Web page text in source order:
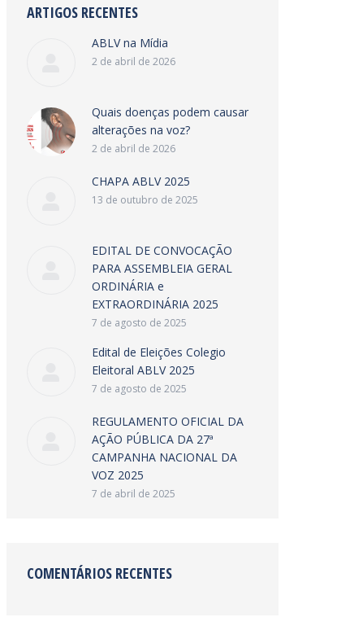
ARTIGOS RECENTES
ABLV na Mídia
2 de abril de 2026
Quais doenças podem causar
alterações na voz?
2 de abril de 2026
CHAPA ABLV 2025
13 de outubro de 2025
EDITAL DE CONVOCAÇÃO
PARA ASSEMBLEIA GERAL
ORDINÁRIA e
EXTRAORDINÁRIA 2025
7 de agosto de 2025
Edital de Eleições Colegio
Eleitoral ABLV 2025
7 de agosto de 2025
REGULAMENTO OFICIAL DA
AÇÃO PÚBLICA DA 27ª
CAMPANHA NACIONAL DA
VOZ 2025
7 de abril de 2025
COMENTÁRIOS RECENTES